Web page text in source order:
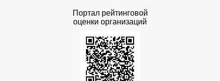
Портал рейтинговой
оценки организаций